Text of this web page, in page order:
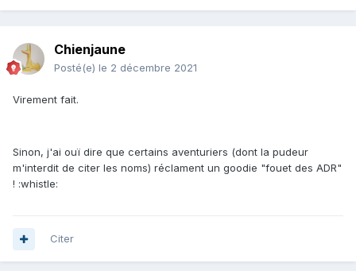
Chienjaune
Posté(e) le 2 décembre 2021
Virement fait.
Sinon, j'ai ouï dire que certains aventuriers (dont la pudeur
m'interdit de citer les noms) réclament un goodie "fouet des ADR"
! :whistle:
Citer